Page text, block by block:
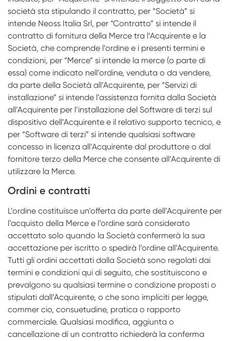
Transfer & Replica
Protesi Digitale
RFA
Scanner
Digital Download
Protesi Personalizzate
NeossAcademy
IMPACT Study Club
società sta stipulando il contratto, per “Società” si
intende Neoss Italia Srl, per “Contratto” si intende il
contratto di fornitura della Merce tra l’Acquirente e la
Società, che comprende l’ordine e i presenti termini e
condizioni, per “Merce” si intende la merce (o parte di
essa) come indicato nell’ordine, venduta o da vendere,
da parte della Società all’Acquirente, per “Servizi di
installazione” si intende l’assistenza fornita dalla Società
all’Acquirente per l’installazione del Software di terzi sul
dispositivo dell’Acquirente e il relativo supporto tecnico, e
per “Software di terzi” si intende qualsiasi software
concesso in licenza all’Acquirente dal produttore o dal
fornitore terzo della Merce che consente all’Acquirente di
utilizzare la Merce.
Ordini e contratti
L’ordine costituisce un’offerta da parte dell’Acquirente per
l’acquisto della Merce e l’ordine sarà considerato
accettato solo quando la Società confermerà la sua
accettazione per iscritto o spedirà l’ordine all’Acquirente.
Tutti gli ordini accettati dalla Società sono regolati dai
termini e condizioni qui di seguito, che sostituiscono e
prevalgono su qualsiasi termine o condizione proposti o
stipulati dall’Acquirente, o che sono impliciti per legge,
commer­ cio, consuetudine, pratica o rapporto
commerciale. Qualsiasi modifica, aggiunta o
cancellazione di un contratto richiederà la conferma